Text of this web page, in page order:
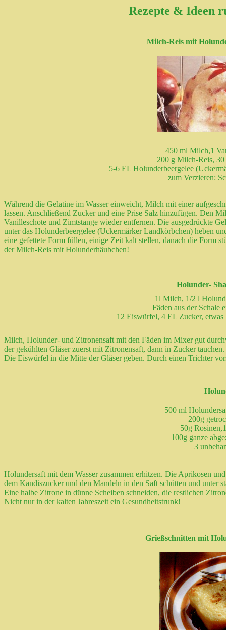
Rezepte & Ideen
Milch-Reis mit
450 ml Milch,1
200 g Milch-Reis, 30
5-6 EL Holunderbeergelee
zum Verzieren:
Während die Gelatine im Wasser einweicht, Milch mit einer
lassen. Anschließend Zucker und eine Prise Salz hinzufügen. Den
Vanilleschote und Zimtstange wieder entfernen. Die ausgedrückte
unter das Holunderbeergelee (Uckermärker Landkörbchen) heben
eine gefettete Form füllen, einige Zeit kalt stellen, danach die Form
der Milch-Reis mit Holunderhäubchen!
Holunder-
1l Milch, 1/2 l
Fäden aus der Schale
12 Eiswürfel, 4 EL Zucker,
Milch, Holunder- und Zitronensaft mit den Fäden im Mixer gut
der gekühlten Gläser zuerst mit Zitronensaft, dann in Zucker tauchen.
Die Eiswürfel in die Mitte der Gläser geben. Durch einen Trichter
500 ml
200g
50g
100g ganze
3
Holundersaft mit dem Wasser zusammen erhitzen. Die Aprikosen
dem Kandiszucker und den Mandeln in den Saft schütten und unter
Eine halbe Zitrone in dünne Scheiben schneiden, die restlichen
Nicht nur in der kalten Jahreszeit ein Gesundheitstrunk!
Grießschnitten mit